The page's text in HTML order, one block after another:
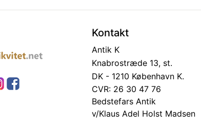
Kontakt
Antik K
Knabrostræde 13, st.
DK - 1210 København K.
CVR: 26 30 47 76
Bedstefars Antik
v/Klaus Adel Holst Madsen